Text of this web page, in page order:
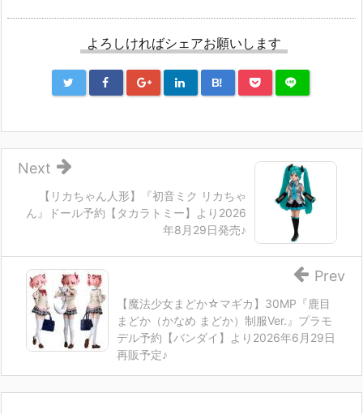
よろしければシェアお願いします
B!
【リカちゃん人形】『初音ミク リカちゃ
ん』ドール予約【タカラトミー】より2026
年8月29日発売♪
Next
【魔法少女まどか☆マギカ】30MP『鹿目
まどか（かなめ まどか）制服Ver.』プラモ
デル予約【バンダイ】より2026年6月29日
再販予定♪
Prev